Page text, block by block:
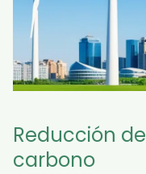
Reducción
carbono